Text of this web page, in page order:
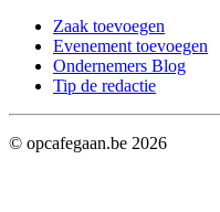
Zaak toevoegen
Evenement toevoegen
Ondernemers Blog
Tip de redactie
© opcafegaan.be 2026